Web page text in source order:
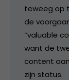
teweeg op
de
“valuable
want de
content
zijn status.